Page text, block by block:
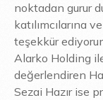
noktadan gurur
katılımcılarına
teşekkür
Alarko Holding
değerlendiren
Sezai Hazır ise